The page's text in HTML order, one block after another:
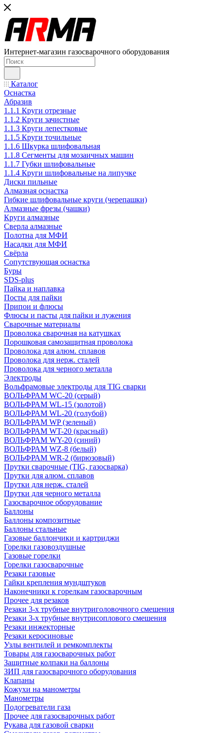
Интернет-магазин газосварочного оборудования
Каталог
Оснастка
Абразив
1.1.1 Круги отрезные
1.1.2 Круги зачистные
1.1.3 Круги лепестковые
1.1.5 Круги точильные
1.1.6 Шкурка шлифовальная
1.1.8 Сегменты для мозаичных машин
1.1.7 Губки шлифовальные
1.1.4 Круги шлифовальные на липучке
Диски пильные
Алмазная оснастка
Гибкие шлифовальные круги (черепашки)
Алмазные фрезы (чашки)
Круги алмазные
Сверла алмазные
Полотна для МФИ
Насадки для МФИ
Свёрла
Сопутствующая оснастка
Буры
SDS-plus
Пайка и наплавка
Посты для пайки
Припои и флюсы
Флюсы и пасты для пайки и лужения
Сварочные материалы
Проволока сварочная на катушках
Порошковая самозащитная проволока
Проволока для алюм. сплавов
Проволока для нерж. сталей
Проволока для черного металла
Электроды
Вольфрамовые электроды для TIG сварки
ВОЛЬФРАМ WC-20 (серый)
ВОЛЬФРАМ WL-15 (золотой)
ВОЛЬФРАМ WL-20 (голубой)
ВОЛЬФРАМ WP (зеленый)
ВОЛЬФРАМ WT-20 (красный)
ВОЛЬФРАМ WY-20 (синий)
ВОЛЬФРАМ WZ-8 (белый)
ВОЛЬФРАМ WR-2 (бирюзовый)
Прутки сварочные (TIG, газосварка)
Прутки для алюм. сплавов
Прутки для нерж. сталей
Прутки для черного металла
Газосварочное оборудование
Баллоны
Баллоны композитные
Баллоны стальные
Газовые баллончики и картриджи
Горелки газовоздушные
Газовые горелки
Горелки газосварочные
Резаки газовые
Гайки крепления мундштуков
Наконечники к горелкам газосварочным
Прочее для резаков
Резаки 3-х трубные внутриголовочного смешения
Резаки 3-х трубные внутрисоплового смешения
Резаки инжекторные
Резаки керосиновые
Узлы вентилей и ремкомплекты
Товары для газосварочных работ
Защитные колпаки на баллоны
ЗИП для газосварочного оборудования
Клапаны
Кожухи на манометры
Манометры
Подогреватели газа
Прочее для газосварочных работ
Рукава для газовой сварки